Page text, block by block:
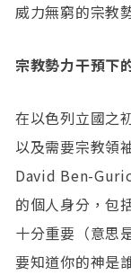
威力無窮的宗教
宗教勢力干預下
在以色列立國之
以及需要宗教領
David Ben-
的個人身分，包
十分重要（意思
要知道你的神是